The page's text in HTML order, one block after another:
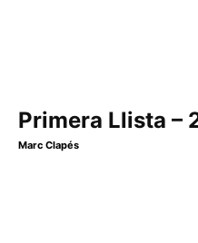
Primera Llista –
Marc Clapés